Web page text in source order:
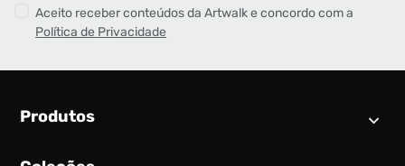
Aceito receber conteúdos da Artwalk e concordo com a
Política de Privacidade
Produtos